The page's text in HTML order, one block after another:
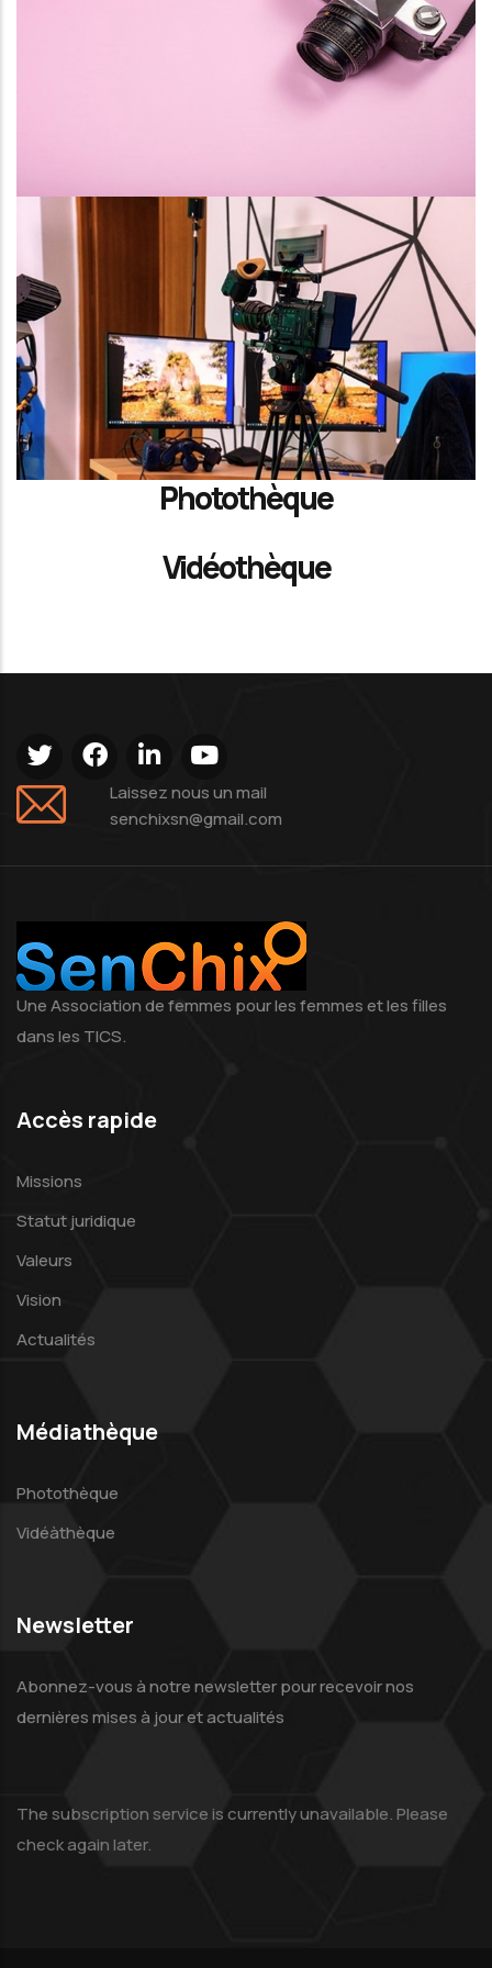
Photothèque
Vidéothèque
Laissez nous un mail
senchixsn@gmail.com
Une Association de femmes pour les femmes et les filles
dans les TICS.
Accès rapide
Missions
Statut juridique
Valeurs
Vision
Actualités
Médiathèque
Photothèque
Vidéàthèque
Newsletter
Abonnez-vous à notre newsletter pour recevoir nos
dernières mises à jour et actualités
The subscription service is currently unavailable. Please
check again later.